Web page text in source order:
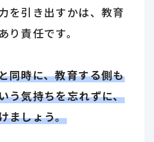
を引き出すかは、教育
り責任です。
同時に、教育する側も
う気持ちを忘れずに、
ましょう。